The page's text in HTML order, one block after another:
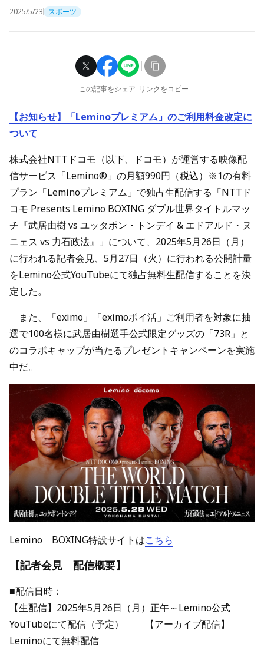
2025/5/23 スポーツ
この記事をシェア リンクをコピー
【お知らせ】「Leminoプレミアム」のご利用料金改定に
ついて
株式会社NTTドコモ（以下、ドコモ）が運営する映像配
信サービス「Lemino®」の月額990円（税込）※1の有料
プラン「Leminoプレミアム」で独占生配信する「NTTド
コモ Presents Lemino BOXING ダブル世界タイトルマッ
チ『武居由樹 vs ユッタポン・トンデイ & エドアルド・ヌ
ニェス vs 力石政法』」について、2025年5月26日（月）
に行われる記者会見、5月27日（火）に行われる公開計量
をLemino公式YouTubeにて独占無料生配信することを決
定した。
また、「eximo」「eximoポイ活」ご利用者を対象に抽
選で100名様に武居由樹選手公式限定グッズの「73R」と
のコラボキャップが当たるプレゼントキャンペーンを実施
中だ。
Lemino BOXING特設サイトはこちら
【記者会見 配信概要】
■配信日時：
【生配信】2025年5月26日（月）正午～Lemino公式
YouTubeにて配信（予定） 【アーカイブ配信】
Leminoにて無料配信